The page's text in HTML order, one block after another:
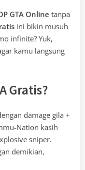
GTA Online tanpa
ini bikin musuh
infinite? Yuk,
kamu langsung
Gratis?
damage gila +
Nation kasih
sniper.
demikian,